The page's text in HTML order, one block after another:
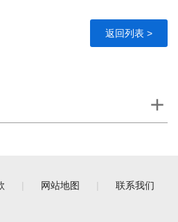
返回列表 >
| 网站地图 | 联系我们